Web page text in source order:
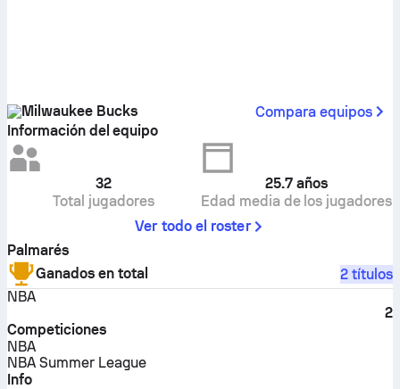
Milwaukee Bucks
Compara equipos
Información del equipo
32
Total jugadores
25.7 años
Edad media de los jugadores
Ver todo el roster
Palmarés
Ganados en total
2 títulos
NBA
2
Competiciones
NBA
NBA Summer League
Info